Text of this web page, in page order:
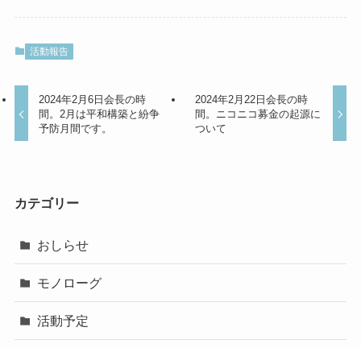
活動報告
2024年2月6日会長の時
間。2月は平和構築と紛争
予防月間です。
2024年2月22日会長の時
間。ニコニコ募金の起源に
ついて
カテゴリー
おしらせ
モノローグ
活動予定